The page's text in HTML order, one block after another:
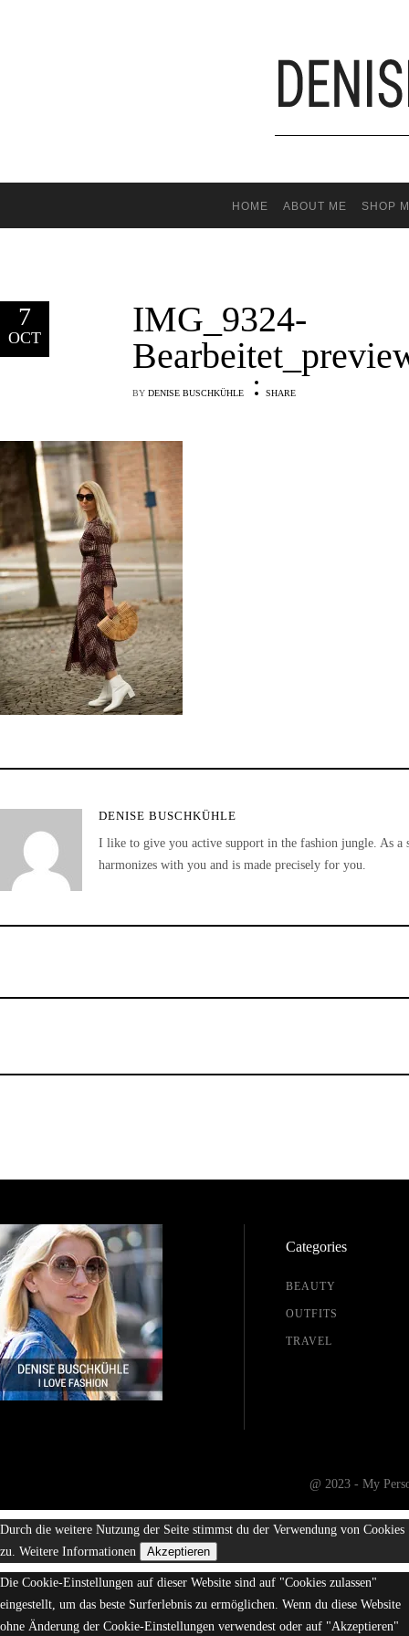
HOME ABOUT ME SHOP
7
OCT
IMG_9324-
BY DENISE BUSCHKÜHLE SHARE
DENISE BUSCHKÜHLE
I like to give you active support in the fashion jungle. As
harmonizes with you and is made precisely for you.
Categories
BEAUTY
OUTFITS
TRAVEL
@ 2023 - My
Durch die weitere Nutzung der Seite stimmst du der Verwendung von Cookies
zu. Weitere Informationen Akzeptieren
Die Cookie-Einstellungen auf dieser Website sind auf "Cookies zulassen"
eingestellt, um das beste Surferlebnis zu ermöglichen. Wenn du diese Website
ohne Änderung der Cookie-Einstellungen verwendest oder auf "Akzeptieren"